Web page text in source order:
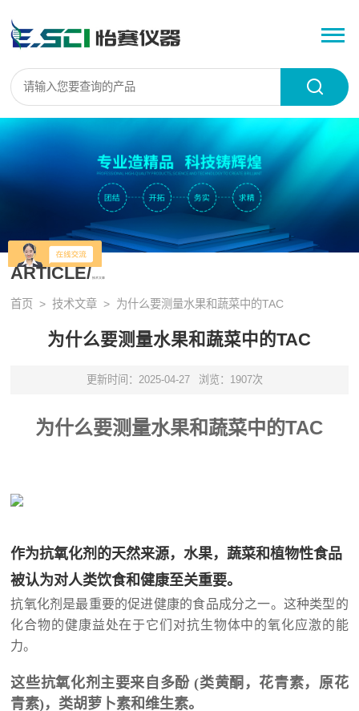
ARTICLE/技术文章
首页 >技术文章 > 为什么要测量水果和蔬菜中的TAC
为什么要测量水果和蔬菜中的TAC
更新时间：2025-04-27 浏览：1907次
为什么要测量水果和蔬菜中的TAC
作为抗氧化剂的天然来源，水果，蔬菜和植物性食品
被认为对人类饮食和健康至关重要。
抗氧化剂是最重要的促进健康的食品成分之一。这种类型的
化合物的健康益处在于它们对抗生物体中的氧化应激的能
力。
这些抗氧化剂主要来自多酚 (类黄酮，花青素，原花
青素)，类胡萝卜素和维生素。